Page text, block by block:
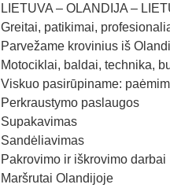
LIETUVA – OLANDIJA –
Greitai, patikimai,
Parvežame krovinius iš
Motociklai, baldai, technika,
Viskuo pasirūpiname:
Perkraustymo paslaugos
Supakavimas
Sandėliavimas
Pakrovimo ir iškrovimo darbai
Maršrutai Olandijoje